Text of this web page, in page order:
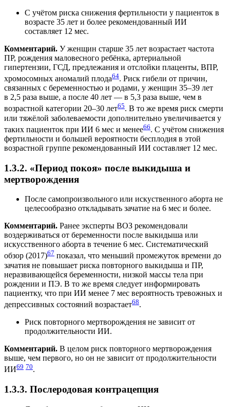
С учётом риска снижения фертильности у пациенток в
возрасте 35 лет и более рекомендованный ИИ
составляет 12 мес.
Комментарий. У женщин старше 35 лет возрастает частота
ПР, рождения маловесного ребёнка, артериальной
гипертензии, ГСД, предлежания и отслойки плаценты, ВПР,
хромосомных аномалий плода64. Риск гибели от причин,
связанных с беременностью и родами, у женщин 35–39 лет
в 2,5 раза выше, а после 40 лет — в 5,3 раза выше, чем в
возрастной категории 20–30 лет65. В то же время риск смерти
или тяжёлой заболеваемости дополнительно увеличивается у
таких пациенток при ИИ 6 мес и менее66. С учётом снижения
фертильности и большей вероятности бесплодия в этой
возрастной группе рекомендованный ИИ составляет 12 мес.
1.3.2. «Период покоя» после выкидыша и
мертворождения
После самопроизвольного или искуственного аборта не
целесообразно откладывать зачатие на 6 мес и более.
Комментарий. Ранее эксперты ВОЗ рекомендовали
воздерживаться от беременности после выкидыша или
искусственного аборта в течение 6 мес. Систематический
обзор (2017)67 показал, что меньший промежуток времени до
зачатия не повышает риска повторного выкидыша и ПР,
неразвивающейся беременности, низкой массы тела при
рождении и ПЭ. В то же время следует информировать
пациентку, что при ИИ менее 7 мес вероятность тревожных и
депрессивных состояний возрастает68.
Риск повторного мертворождения не зависит от
продолжительности ИИ.
Комментарий. В целом риск повторного мертворождения
выше, чем первого, но он не зависит от продолжительности
ИИ69 70.
1.3.3. Послеродовая контрацепция